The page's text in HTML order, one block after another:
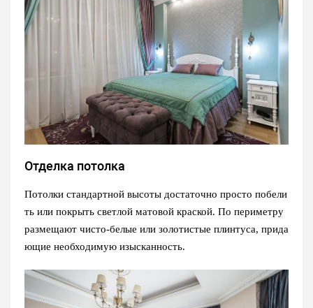
Отделка потолка
Потолки стандартной высоты достаточно просто побели
ть или покрыть светлой матовой краской. По периметру
размещают чисто-белые или золотистые плинтуса, прида
ющие необходимую изысканность.